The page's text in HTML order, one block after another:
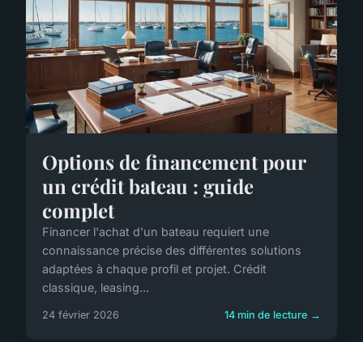
Options de financement pour
un crédit bateau : guide
complet
Financer l'achat d'un bateau requiert une
connaissance précise des différentes solutions
adaptées à chaque profil et projet. Crédit
classique, leasing...
24 février 2026 14 min de lecture →